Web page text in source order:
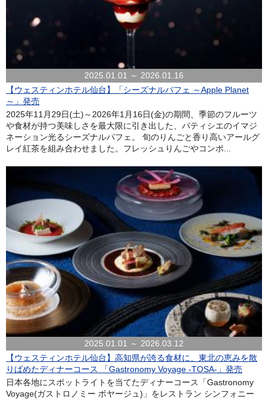
2025.01.01 ～ 2026.01.16
【ウェスティンホテル仙台】「シーズナルパフェ ～Apple Planet
～」発売
2025年11月29日(土)～2026年1月16日(金)の期間、季節のフルーツ
や食材が持つ美味しさを最大限に引き出した、パティシエのイマジ
ネーション光るシーズナルパフェ。 旬のりんごと香り高いアールグ
レイ紅茶を組み合わせました。フレッシュりんごやコンポ...
2025.01.01 ～ 2026.03.12
【ウェスティンホテル仙台】高知県が誇る食材に、東北の恵みを散
りばめたディナーコース 「Gastronomy Voyage -TOSA-」発売
日本各地にスポットライトを当てたディナーコース「Gastronomy
Voyage(ガストロノミー ボヤージュ)」をレストラン シンフォニー